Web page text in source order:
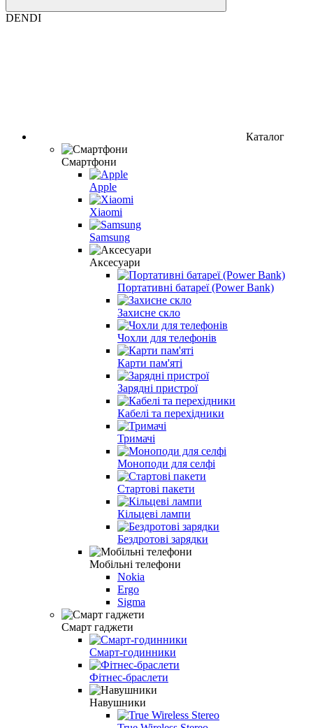
DENDI
Каталог
Смартфони
Apple
Xiaomi
Samsung
Аксесуари
Портативні батареї (Power Bank)
Захисне скло
Чохли для телефонів
Карти пам'яті
Зарядні пристрої
Кабелі та перехідники
Тримачі
Моноподи для селфі
Стартові пакети
Кільцеві лампи
Бездротові зарядки
Мобільні телефони
Nokia
Ergo
Sigma
Смарт гаджети
Смарт-годинники
Фітнес-браслети
Навушники